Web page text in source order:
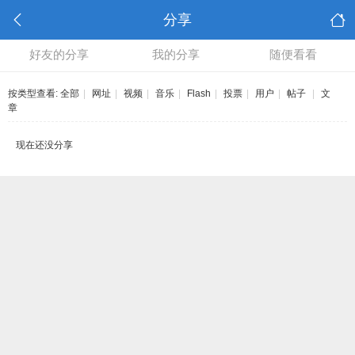
分享
好友的分享 我的分享 随便看看
按类型查看: 全部 网址 视频 音乐 Flash 投票 用户 帖子
文
章
现在还没分享